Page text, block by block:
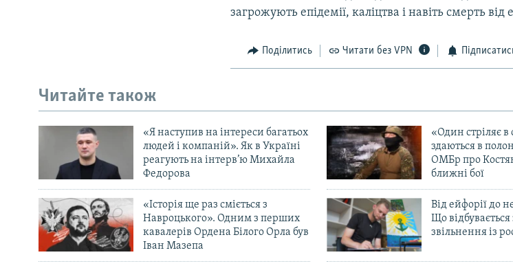
загрожують епідемії, каліцтва і навіть смерть
Поділитись Читати без VPN
Читайте також
«Я наступив на інтереси багатьох
людей і компаній». Як в Україні
реагують на інтерв’ю Михайла
Федорова
«Один стріляє в
здаються в
ОМБр про
ближні бої
«Історія ще раз сміється з
Навроцького». Одним з перших
кавалерів Ордена Білого Орла був
Іван Мазепа
Від ейфорії до
Що
звільнення із